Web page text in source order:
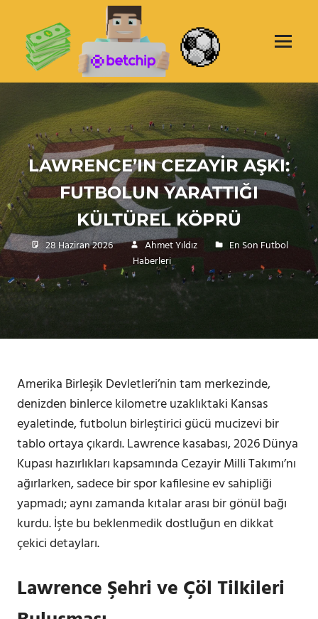
content
SITESI
Türkiye'nin
Sitesi
Betchip
Menu
LAWRENCE’IN CEZAYIR AŞKI:
FUTBOLUN YARATTIĞI
KÜLTÜREL KÖPRÜ
28 Haziran 2026 Ahmet Yıldız
En Son Futbol
Haberleri
Amerika Birleşik Devletleri’nin tam merkezinde,
denizden binlerce kilometre uzaklıktaki Kansas
eyaletinde, futbolun birleştirici gücü mucizevi bir
tablo ortaya çıkardı. Lawrence kasabası, 2026 Dünya
Kupası hazırlıkları kapsamında Cezayir Milli Takımı’nı
ağırlarken, sadece bir spor kafilesine ev sahipliği
yapmadı; aynı zamanda kıtalar arası bir gönül bağı
kurdu. İşte bu beklenmedik dostluğun en dikkat
çekici detayları.
Lawrence Şehri ve Çöl Tilkileri